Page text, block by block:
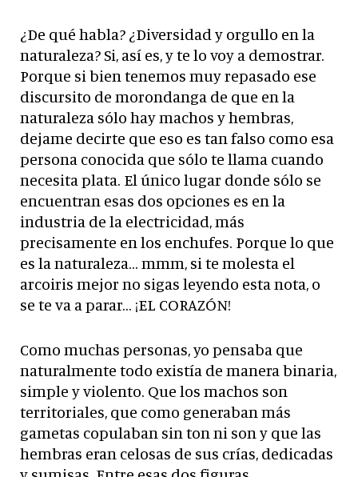
¿De qué habla? ¿Diversidad y orgullo en la
naturaleza? Si, así es, y te lo voy a demostrar.
Porque si bien tenemos muy repasado ese
discursito de morondanga de que en la
naturaleza sólo hay machos y hembras,
dejame decirte que eso es tan falso como esa
persona conocida que sólo te llama cuando
necesita plata. El único lugar donde sólo se
encuentran esas dos opciones es en la
industria de la electricidad, más
precisamente en los enchufes. Porque lo que
es la naturaleza… mmm, si te molesta el
arcoiris mejor no sigas leyendo esta nota, o
se te va a parar… ¡EL CORAZÓN!
Como muchas personas, yo pensaba que
naturalmente todo existía de manera binaria,
simple y violento. Que los machos son
territoriales, que como generaban más
gametas copulaban sin ton ni son y que las
hembras eran celosas de sus crías, dedicadas